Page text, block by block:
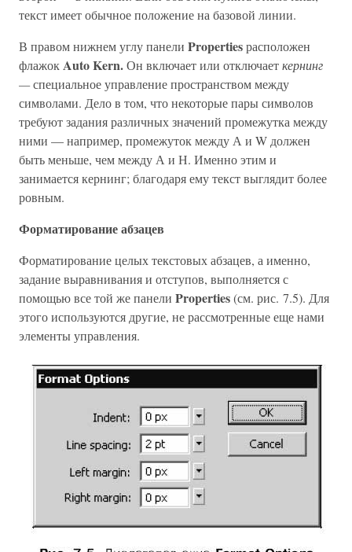
текст имеет обычное положение на базовой линии.
В правом нижнем углу панели Propertiesрасположен
флажокAuto Kern.Он включает или отключаеткернинг
—специальное управление пространством между
символами. Дело в том, что некоторые пары символов
требуют задания различных значений промежутка между
ними — например, промежуток между А и W должен
быть меньше, чем между А и Н. Именно этим и
занимается кернинг; благодаря ему текст выглядит более
ровным.
Форматирование абзацев
Форматирование целых текстовых абзацев, а именно,
задание выравнивания и отступов, выполняется с
помощью все той же панели Properties(см. рис. 7.5). Для
этого используются другие, не рассмотренные еще нами
элементы управления.